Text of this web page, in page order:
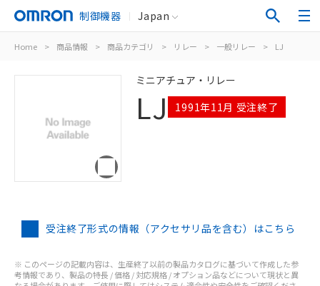
制御機器 Japan
Home > 商品情報 > 商品カテゴリ > リレー > 一般リレー > LJ
ミニアチュア・リレー
LJ 1991年11月 受注終了
受注終了形式の情報（アクセサリ品を含む）はこちら
※ このページの記載内容は、生産終了以前の製品カタログに基づいて作成した参
考情報であり、製品の特長 / 価格 / 対応規格 / オプション品などについて現状と異